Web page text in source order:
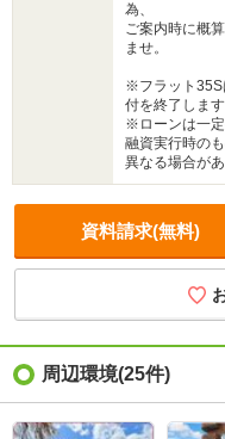
為、
ご案内時に概
ませ。
※フラット35S
付を終了します
※ローンは一
融資実行時の
異なる場合があ
資料請求(無料)
周辺環境(25件)